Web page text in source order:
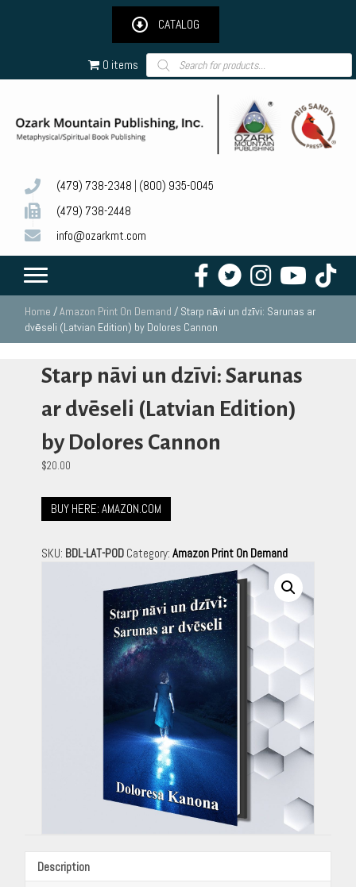
CATALOG
0 items Products
search
(479) 738-2348 (800) 935-0045
(479) 738-2448
info@ozarkmt.com
Home /Amazon Print On Demand / Starp nāvi un dzīvi: Sarunas ar
dvēseli (Latvian Edition) by Dolores Cannon
Starp nāvi un dzīvi: Sarunas
ar dvēseli (Latvian Edition)
by Dolores Cannon
$20.00
BUY HERE: AMAZON.COM
SKU: BDL-LAT-POD Category: Amazon Print On Demand
Description